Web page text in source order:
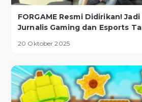
FORGAME Resmi Didirikan!
Jurnalis Gaming dan Esports
20 Oktober 2025